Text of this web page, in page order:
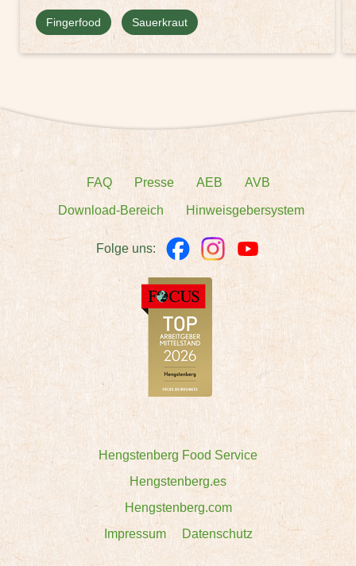
Fingerfood Sauerkraut
FAQ Presse AEB AVB
Download-Bereich Hinweisgebersystem
Folge uns:
Hengstenberg Food Service
Hengstenberg.es
Hengstenberg.com
Impressum
Datenschutz